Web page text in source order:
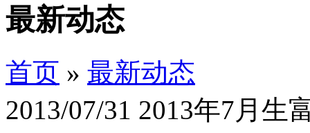
最新动态
首页 » 最新动态
2013/07/31 2013年7月生